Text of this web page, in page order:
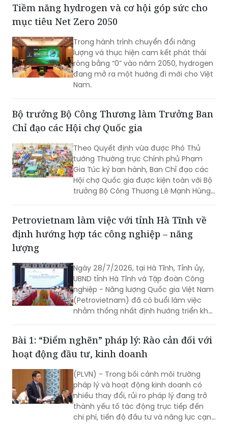
nhất trong áp dụng pháp luật sẽ tạo
điều kiện cho hoạt động sản xuất, kinh
doanh phát triển bền vững.
Trong hành trình chuyển đổi năng
lượng và thực hiện cam kết phát thải
ròng bằng “0” vào năm 2050, hydrogen
đang mở ra một hướng đi mới cho Việt
Nam.
Bộ trưởng Bộ Công Thương làm Trưởng Ban
Theo Quyết định vừa được Phó Thủ
tướng Thường trực Chính phủ Phạm
Gia Túc ký ban hành, Ban Chỉ đạo các
Hội chợ Quốc gia được kiện toàn với Bộ
trưởng Bộ Công Thương Lê Mạnh Hùng
giữ cương vị Trưởng Ban.
Petrovietnam làm việc với tỉnh Hà Tĩnh về
lượng
Ngày 28/7/2026, tại Hà Tĩnh, Tỉnh ủy,
nghiệp - Năng lượng Quốc gia Việt Nam
(Petrovietnam) đã có buổi làm việc
nhằm thống nhất định hướng triển khai
các dự án trọng điểm.
Bài 1: “Điểm nghẽn” pháp lý: Rào cản đối với
(PLVN) - Trong bối cảnh môi trường
pháp lý và hoạt động kinh doanh có
nhiều thay đổi, rủi ro pháp lý đang trở
thành yếu tố tác động trực tiếp đến
chi phí, tiến độ đầu tư và năng lực cạnh
tranh của doanh nghiệp. Chủ động
quản trị rủi ro, đồng thời tiếp tục hoàn
thiện thể chế theo hướng minh bạch,